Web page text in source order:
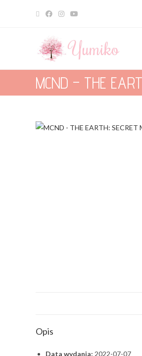
MCND – THE
Opis
Data wydania: 2022-07-07